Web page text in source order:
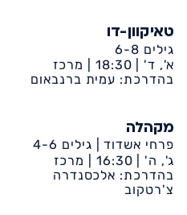
טאיקוון-דו
גילים 6-8
א', ד' | 18:30 |
מרכז
קהילתי דיונה
בהדרכת: עמית ברנבאום
מקהלה
פרחי אשדוד | גילים 4-6
ג', ה' | 16:30 |
מרכז
קהילתי דיונה
בהדרכת: אלכסנדרה
צ'רטקוב